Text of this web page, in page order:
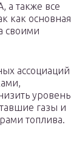
а также все
как основная
своими
ассоциаций
уровень
газы и
топлива.